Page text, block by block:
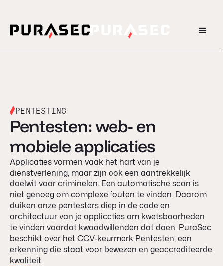
PENTESTING
Pentesten: web- en
mobiele applicaties
Applicaties vormen vaak het hart van je
dienstverlening, maar zijn ook een aantrekkelijk
doelwit voor criminelen. Een automatische scan is
niet genoeg om complexe fouten te vinden. Daarom
duiken onze pentesters diep in de code en
architectuur van je applicaties om kwetsbaarheden
te vinden voordat kwaadwillenden dat doen. PuraSec
beschikt over het CCV‑keurmerk Pentesten, een
erkenning die staat voor bewezen en geaccrediteerde
kwaliteit.